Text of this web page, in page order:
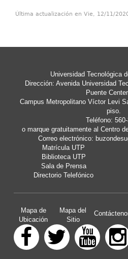
Última actualización en Vie, 12/11/
Universidad Tecnológica
Dirección: Avenida Universidad
Puente
Campus Metropolitano Víctor Levi
piso.
Teléfono:
o marque gratuitamente al Centro
Correo electrónico:
Matrícula UTP
Biblioteca UTP
Sala de Prensa
Directorio Telefónico
Mapa de
Ubicación
Mapa del
Sitio